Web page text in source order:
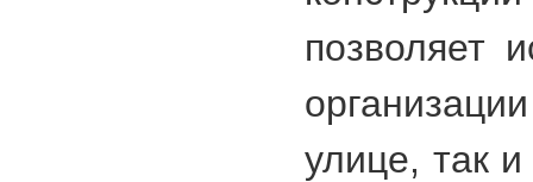
позволяет
улице, так